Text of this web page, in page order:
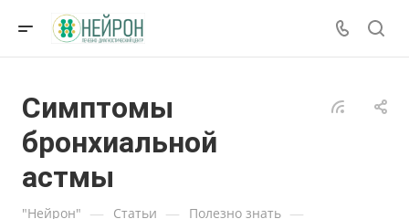
Симптомы
бронхиальной
астмы
"Нейрон" — Статьи — Полезно знать —